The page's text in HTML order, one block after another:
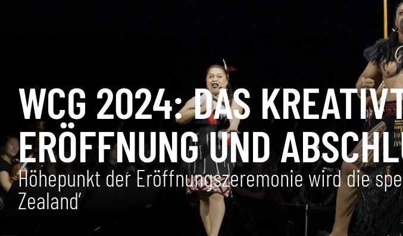
WCG 2024: DAS
ERÖFFNUNG UND
Höhepunkt der Eröffnungszeremonie wird die
Zealand’